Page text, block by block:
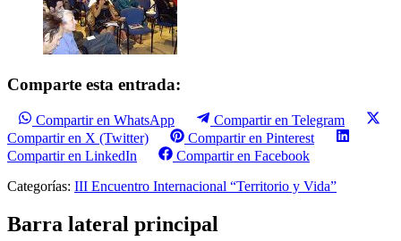
Comparte esta entrada:
Compartir en WhatsApp
Compartir en Telegram
Compartir en X (Twitter)
Compartir en Pinterest
Compartir en LinkedIn
Compartir en Facebook
Categorías: III Encuentro Internacional “Territorio y Vida”
Barra lateral principal